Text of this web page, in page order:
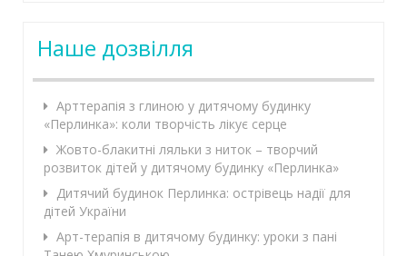
Наше дозвілля
Арттерапія з глиною у дитячому будинку
«Перлинка»: коли творчість лікує серце
Жовто-блакитні ляльки з ниток – творчий
розвиток дітей у дитячому будинку «Перлинка»
Дитячий будинок Перлинка: острівець надії для
дітей України
Арт-терапія в дитячому будинку: уроки з пані